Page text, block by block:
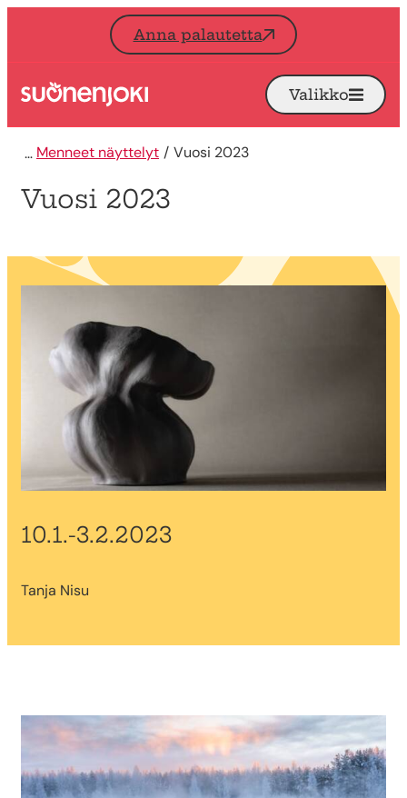
Siirry sisältöön
Anna palautetta
Etusivu Avaa
Valikko
Menneet näyttelyt Vuosi 2023
Vuosi 2023
10.1.-3.2.2023
Tanja Nisu